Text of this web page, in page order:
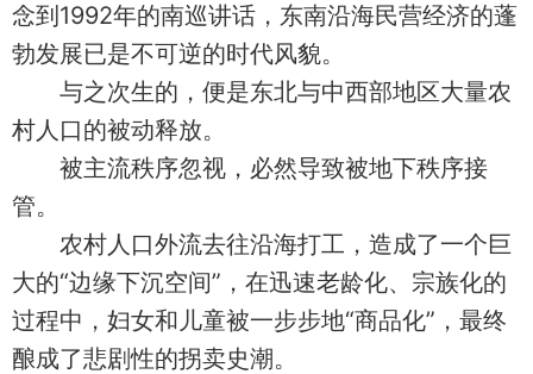
念到1992年的南巡讲话，东南沿海民营经济的蓬
勃发展已是不可逆的时代风貌。
与之次生的，便是东北与中西部地区大量农
村人口的被动释放。
被主流秩序忽视，必然导致被地下秩序接
管。
农村人口外流去往沿海打工，造成了一个巨
大的“边缘下沉空间”，在迅速老龄化、宗族化的
过程中，妇女和儿童被一步步地“商品化”，最终
酿成了悲剧性的拐卖史潮。